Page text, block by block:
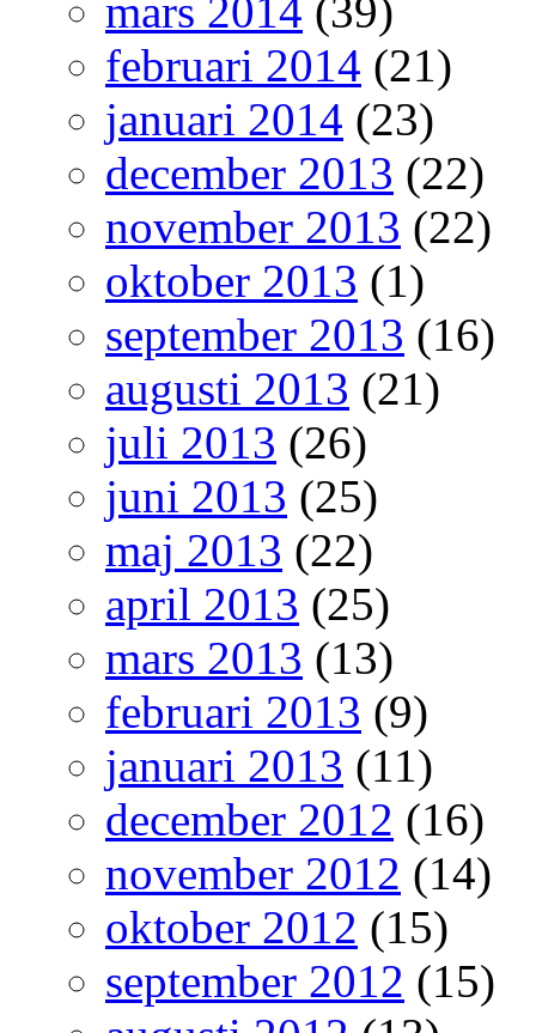
mars 2014 (39)
februari 2014 (21)
januari 2014 (23)
december 2013 (22)
november 2013 (22)
oktober 2013 (1)
september 2013 (16)
augusti 2013 (21)
juli 2013 (26)
juni 2013 (25)
maj 2013 (22)
april 2013 (25)
mars 2013 (13)
februari 2013 (9)
januari 2013 (11)
december 2012 (16)
november 2012 (14)
oktober 2012 (15)
september 2012 (15)